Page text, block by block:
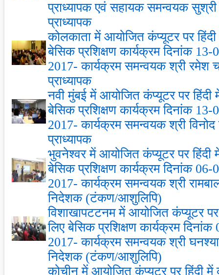
प्राध्‍यापक एवं सहायक समन्‍वयक सुश्री
प्राध्‍यापक
कोलकाता में आयोजित कंप्‍यूटर पर
बेसिक प्रशिक्षण कार्यक्रम दिनांक
2017- कार्यक्रम समन्‍वयक श्री रमेश
प्राध्‍यापक
नवी मुंबई में आयोजित कंप्‍यूटर पर
बेसिक प्रशिक्षण कार्यक्रम दिनांक
2017- कार्यक्रम समन्‍वयक श्री विनोद
प्राध्‍यापक
भुवनेश्‍वर में आयोजित कंप्‍यूटर पर
बेसिक प्रशिक्षण कार्यक्रम दिनांक
2017- कार्यक्रम समन्‍वयक श्री
निदेशक (टंकण/आशुलिपि)
विशाखापटटनम में आयोजित कंप्‍यूटर
लिए बेसिक प्रशिक्षण कार्यक्रम
2017- कार्यक्रम समन्‍वयक श्री
निदेशक (टंकण/आशुलिपि)
कोचीन में आयोजित कंप्‍यूटर पर हिंदी